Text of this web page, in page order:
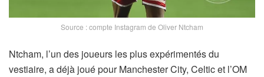
Source : compte Instagram de Oliver Ntcham
Ntcham, l’un des joueurs les plus expérimentés du
vestiaire, a déjà joué pour Manchester City, Celtic et l’OM